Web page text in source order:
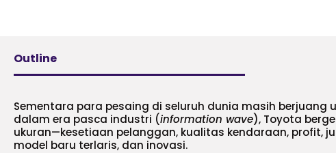
Outline
Sementara para pesaing di seluruh dunia masih berjuang
dalam era pasca industri (information wave), Toyota
ukuran—kesetiaan pelanggan, kualitas kendaraan, profit,
model baru terlaris, dan inovasi.